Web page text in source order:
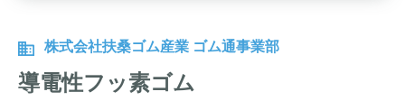
株式会社扶桑ゴム産業 ゴム通事業部
導電性フッ素ゴム